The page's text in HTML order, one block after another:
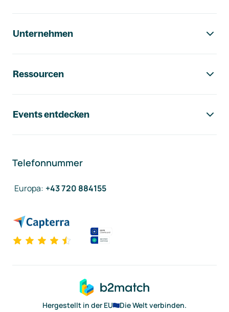
Unternehmen
Ressourcen
Events entdecken
Telefonnummer
Europa: +43 720 884155
Hergestellt in der EU
Die Welt verbinden.